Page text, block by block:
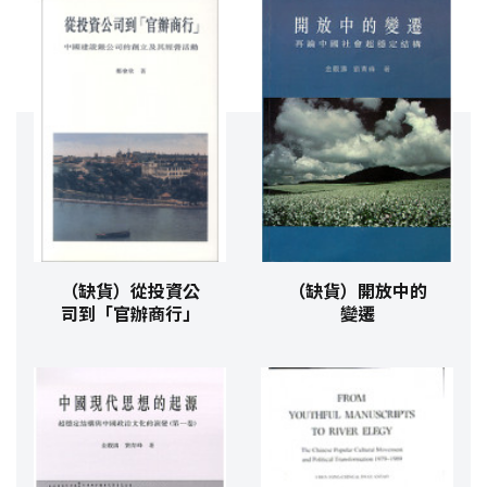
（缺貨）從投資公
司到「官辦商行」
（缺貨）開放中的
變遷